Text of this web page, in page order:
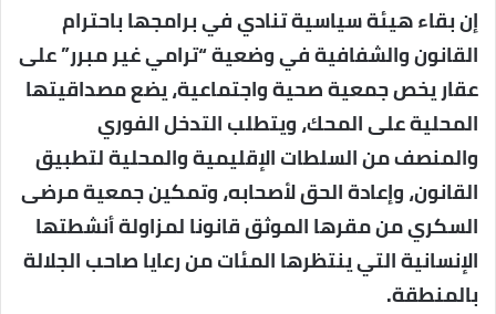
إن بقاء هيئة سياسية تنادي في برامجها باحترام
القانون والشفافية في وضعية “ترامي غير مبرر” على
عقار يخص جمعية صحية واجتماعية، يضع مصداقيتها
المحلية على المحك، ويتطلب التدخل الفوري
والمنصف من السلطات الإقليمية والمحلية لتطبيق
القانون، وإعادة الحق لأصحابه، وتمكين جمعية مرضى
السكري من مقرها الموثق قانونا لمزاولة أنشطتها
الإنسانية التي ينتظرها المئات من رعايا صاحب الجلالة
بالمنطقة.